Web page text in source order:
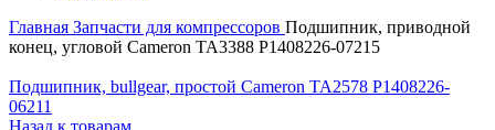
Главная Запчасти для компрессоров Подшипник, приводной
конец, угловой Cameron TA3388 P1408226-07215
Подшипник, bullgear, простой Cameron TA2578 P1408226-
06211
Назад к товарам